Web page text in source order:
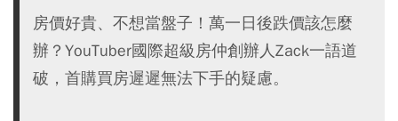
房價好貴、不想當盤子！萬一日後跌價該怎麼
辦？YouTuber國際超級房仲創辦人Zack一語道
破，首購買房遲遲無法下手的疑慮。